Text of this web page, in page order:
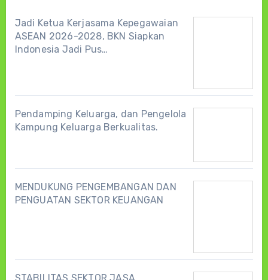
Jadi Ketua Kerjasama Kepegawaian
ASEAN 2026-2028, BKN Siapkan
Indonesia Jadi Pus…
Pendamping Keluarga, dan Pengelola
Kampung Keluarga Berkualitas.
MENDUKUNG PENGEMBANGAN DAN
PENGUATAN SEKTOR KEUANGAN